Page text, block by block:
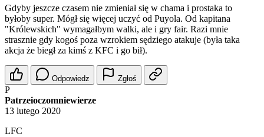
Gdyby jeszcze czasem nie zmieniał się w chama i prostaka to
byłoby super. Mógł się więcej uczyć od Puyola. Od kapitana
"Królewskich" wymagałbym walki, ale i gry fair. Razi mnie
strasznie gdy kogoś poza wzrokiem sędziego atakuje (była taka
akcja że biegł za kimś z KFC i go bił).
Odpowiedz Zgłoś
P
Patrzeioczomniewierze
13 lutego 2020
LFC